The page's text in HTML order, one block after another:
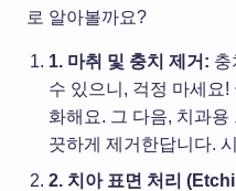
로 알아볼까요?
1. 마취 및 충치 제거: 충
수 있으니, 걱정 마세요
화해요. 그 다음, 치과용
끗하게 제거한답니다.
2. 치아 표면 처리